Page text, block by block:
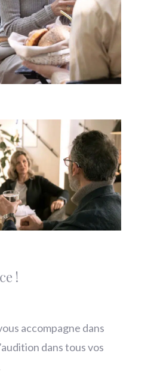
!
accompagne dans
dans tous vos